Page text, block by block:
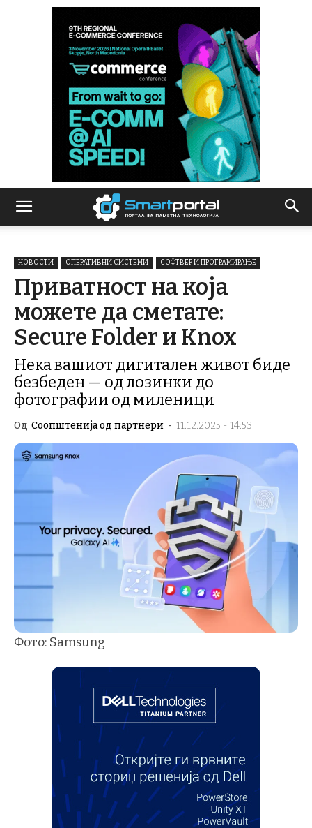
НОВОСТИ ОПЕРАТИВНИ СИСТЕМИ СОФТВЕР И ПРОГРАМИРАЊЕ
Приватност на која
можете да сметате:
Secure Folder и Knox
Нека вашиот дигитален живот биде
безбеден — од лозинки до
фотографии од миленици
Од Соопштенија од партнери - 11.12.2025 - 14:53
Фото: Samsung